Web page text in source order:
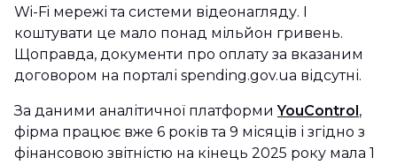
Wi-Fi мережі та системи відеонагляду. І
коштувати це мало понад мільйон гривень.
Щоправда, документи про оплату за вказаним
договором на порталі spending.gov.ua відсутні.
За даними аналітичної платформиYouControl,
фірма працює вже 6 років та 9 місяців і згідно з
фінансовою звітністю на кінець 2025 року мала 1